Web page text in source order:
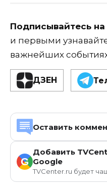
Подписывайтесь
и первыми
важнейших
ДЗЕН
Оставить
G
Добавить
Google
TVCenter.ru будет